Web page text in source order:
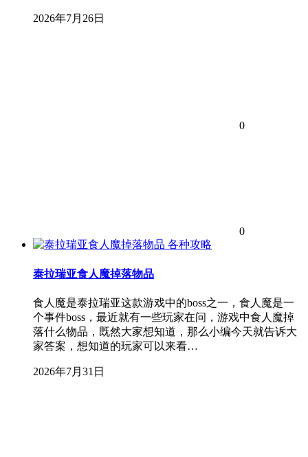
2026年7月26日
0
0
各种攻略
泰拉瑞亚食人魔掉落物品
食人魔是泰拉瑞亚这款游戏中的boss之一，食人魔是一
个事件boss，最近就有一些玩家在问，游戏中食人魔掉
落什么物品，既然大家想知道，那么小编今天就告诉大
家答案，想知道的玩家可以来看…
2026年7月31日